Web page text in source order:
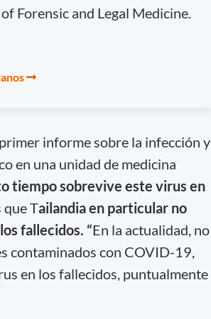
Forensic and Legal Medicine.
informe sobre la infección y
en una unidad de medicina
tiempo sobrevive este virus en
que Tailandia en particular no
fallecidos. “En la actualidad, no
contaminados con COVID-19,
en los fallecidos, puntualmente